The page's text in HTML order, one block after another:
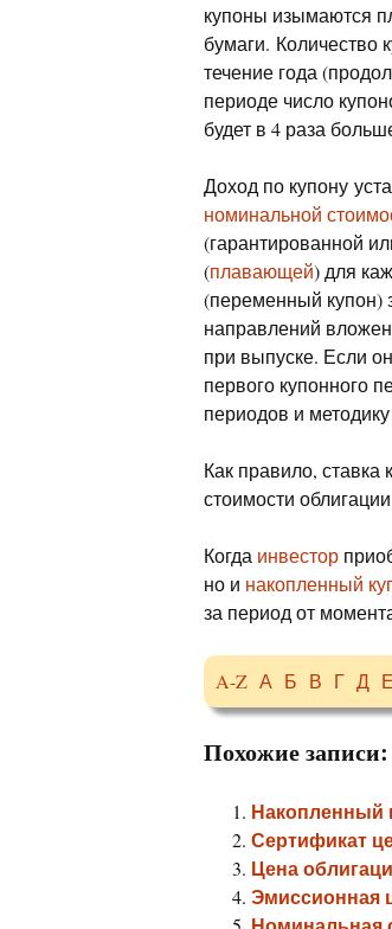
купоны изымаются
бумаги. Количество
течение года
периоде число
будет в 4 раза
Доход по купону
номинальной
(гарантированной
(плавающей) для
(переменный купон)
направлений
при выпуске. Если
первого купонного
периодов и
Как правило, ставка
стоимости
Когда инвестор
но и накопленный
за период от
A-Z А Б В Г Д Е
Похожие записи:
Накопленный
Сертификат
Цена
Эмиссионная